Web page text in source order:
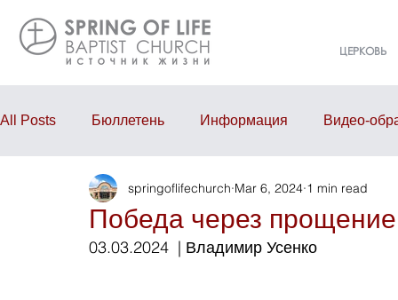
ЦЕРКОВЬ
All Posts Бюллетень Информация Видео-
Проповедь Годовой отчёт События
Победа через прощение
springoflifechurch Mar 6, 2024 1 min read
03.03.2024  | Владимир Усенко